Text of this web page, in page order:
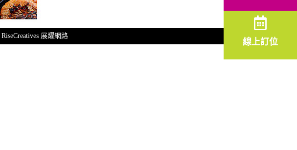
RiseCreatives 展躍網路
線上訂位